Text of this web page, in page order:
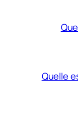
Quelle